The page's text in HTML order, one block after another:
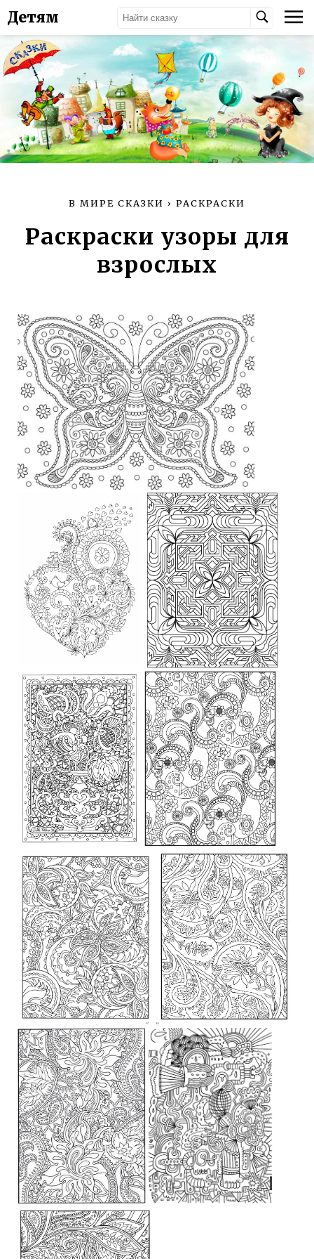
Детям
В МИРЕ СКАЗКИ › РАСКРАСКИ
Раскраски узоры для
взрослых